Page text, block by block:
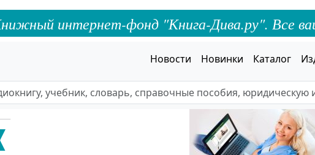
интернет-фонд "Книга-Дива.ру". Все
Новости Новинки Каталог